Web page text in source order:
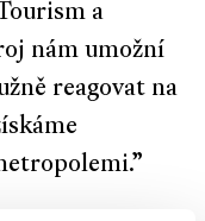
a
nám umožní
reagovat na